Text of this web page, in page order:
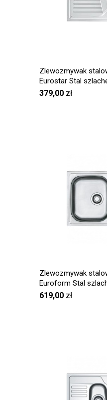
Zlewozmywak
Eurostar Stal
379,00 zł
Zlewozmywak
Euroform Stal
78
619,00 zł